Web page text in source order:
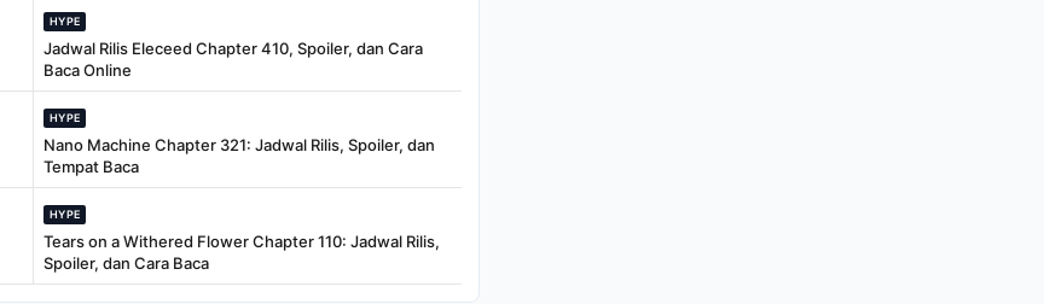
HYPE
Jadwal Rilis Eleceed Chapter 410, Spoiler, dan Cara
Baca Online
HYPE
Nano Machine Chapter 321: Jadwal Rilis, Spoiler, dan
Tempat Baca
HYPE
Tears on a Withered Flower Chapter 110: Jadwal Rilis,
Spoiler, dan Cara Baca